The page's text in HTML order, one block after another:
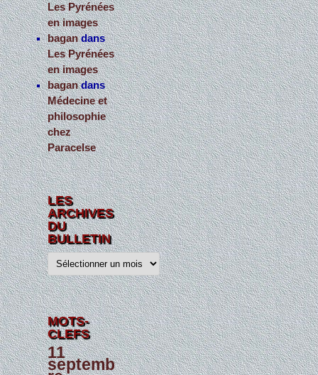
Les Pyrénées
en images
bagandans
Les Pyrénées
en images
bagandans
Médecine et
philosophie
chez
Paracelse
LES
ARCHIVES
DU
BULLETIN
s
a
r
c
h
i
v
e
s
d
MOTS-
CLEFS
11
septemb